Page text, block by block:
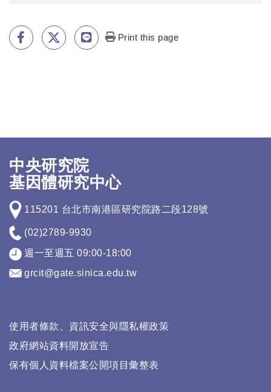
Print this page
中央研究院
基因體研究中心
115201 台北市南港區研究院路二段128號
(02)2789-9930
週一至週五 09:00-18:00
grcit@gate.sinica.edu.tw
使用者條款、資訊安全與隱私權政策
政府網站資料開放宣告
保有個人資料檔案公開項目彙整表